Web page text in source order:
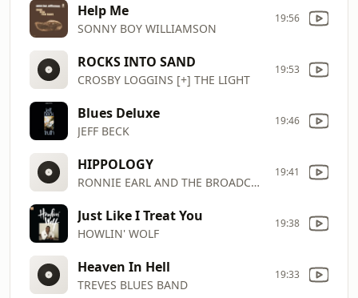
Help Me
SONNY BOY WILLIAMSON
19:56
ROCKS INTO SAND
CROSBY LOGGINS [+] THE LIGHT
19:53
Blues Deluxe
JEFF BECK
19:46
HIPPOLOGY
RONNIE EARL AND THE BROADCASTERS
19:41
Just Like I Treat You
HOWLIN' WOLF
19:38
Heaven In Hell
TREVES BLUES BAND
19:33